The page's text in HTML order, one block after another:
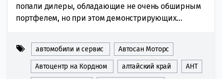
попали дилеры, обладающие не очень обширным
портфелем, но при этом демонстрирующих...
автомобили и сервис Автосан Моторс
Автоцентр на Кордном алтайский край АНТ